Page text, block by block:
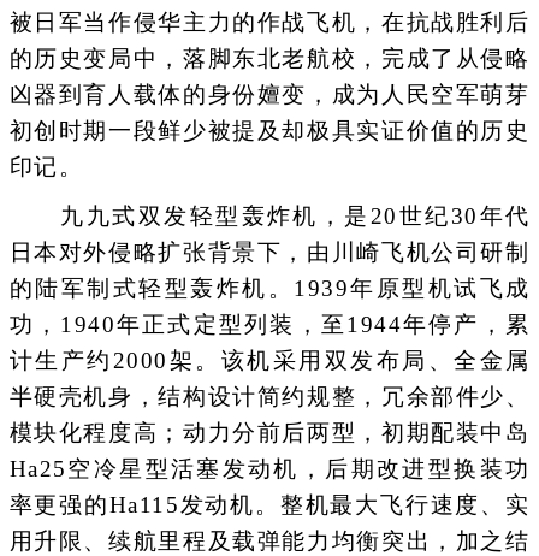
被日军当作侵华主力的作战飞机，在抗战胜利后
的历史变局中，落脚东北老航校，完成了从侵略
凶器到育人载体的身份嬗变，成为人民空军萌芽
初创时期一段鲜少被提及却极具实证价值的历史
印记。
九九式双发轻型轰炸机，是20世纪30年代
日本对外侵略扩张背景下，由川崎飞机公司研制
的陆军制式轻型轰炸机。1939年原型机试飞成
功，1940年正式定型列装，至1944年停产，累
计生产约2000架。该机采用双发布局、全金属
半硬壳机身，结构设计简约规整，冗余部件少、
模块化程度高；动力分前后两型，初期配装中岛
Ha25空冷星型活塞发动机，后期改进型换装功
率更强的Ha115发动机。整机最大飞行速度、实
用升限、续航里程及载弹能力均衡突出，加之结